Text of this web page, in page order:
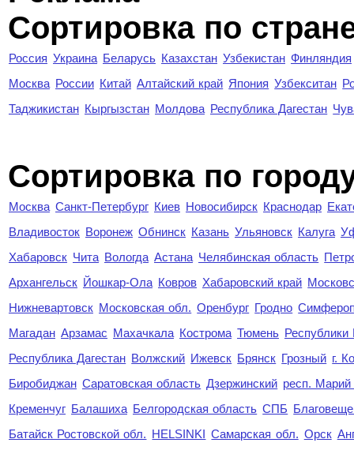
Сортировка по
Россия Украина Беларусь Казахстан Узбекистан Финляндия
Москва России Китай Алтайский край Япония Узбекситан
Таджикистан Кыргызстан Молдова Республика Дагестан
Cортировка по
Москва Санкт-Петербург Киев Новосибирск Краснодар
Владивосток Воронеж Обнинск Казань Ульяновск Калуга
Хабаровск Чита Вологда Астана Челябинская область
Архангельск Йошкар-Ола Ковров Хабаровский край
Нижневартовск Московская обл. Оренбург Гродно
Магадан Арзамас Махачкала Кострома Тюмень Республики
Республика Дагестан Волжский Ижевск Брянск Грозный г.
Биробиджан Саратовская область Дзержинский респ.
Кременчуг Балашиха Белгородская область СПБ
Батайск Ростовской обл. HELSINKI Самарская обл. Орск